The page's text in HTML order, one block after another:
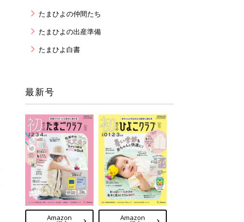
たまひよの仲間たち
たまひよの出産準備
たまひよ白書
最新号
Amazon Amazon